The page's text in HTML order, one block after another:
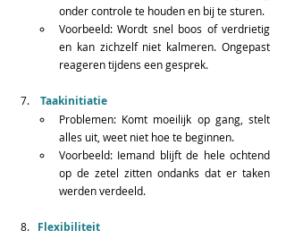
onder controle te houden en bij te sturen.
Voorbeeld: Wordt snel boos of verdrietig
en kan zichzelf niet kalmeren. Ongepast
reageren tijdens een gesprek.
Taakinitiatie
Problemen: Komt moeilijk op gang, stelt
alles uit, weet niet hoe te beginnen.
Voorbeeld: Iemand blijft de hele ochtend
op de zetel zitten ondanks dat er taken
werden verdeeld.
Flexibiliteit